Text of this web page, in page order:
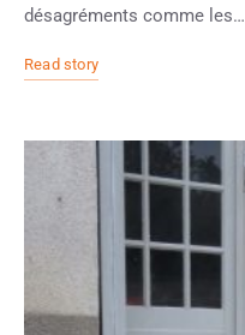
désagréments comme les…
Read story